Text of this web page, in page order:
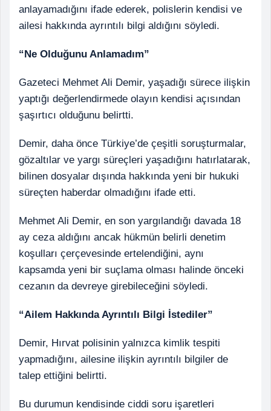
anlayamadığını ifade ederek, polislerin kendisi ve
ailesi hakkında ayrıntılı bilgi aldığını söyledi.
“Ne Olduğunu Anlamadım”
Gazeteci Mehmet Ali Demir, yaşadığı sürece ilişkin
yaptığı değerlendirmede olayın kendisi açısından
şaşırtıcı olduğunu belirtti.
Demir, daha önce Türkiye’de çeşitli soruşturmalar,
gözaltılar ve yargı süreçleri yaşadığını hatırlatarak,
bilinen dosyalar dışında hakkında yeni bir hukuki
süreçten haberdar olmadığını ifade etti.
Mehmet Ali Demir, en son yargılandığı davada 18
ay ceza aldığını ancak hükmün belirli denetim
koşulları çerçevesinde ertelendiğini, aynı
kapsamda yeni bir suçlama olması halinde önceki
cezanın da devreye girebileceğini söyledi.
“Ailem Hakkında Ayrıntılı Bilgi İstediler”
Demir, Hırvat polisinin yalnızca kimlik tespiti
yapmadığını, ailesine ilişkin ayrıntılı bilgiler de
talep ettiğini belirtti.
Bu durumun kendisinde ciddi soru işaretleri